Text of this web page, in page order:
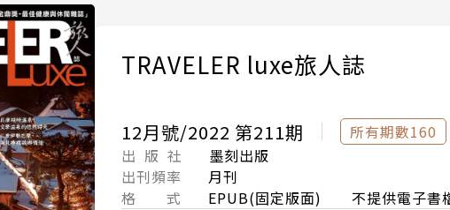
TRAVELER luxe旅人誌
12月號/2022 第211期
所有期數160
出 版 社
墨刻出版
出刊頻率
月刊
格 式
EPUB(固定版面) 不提供電子書